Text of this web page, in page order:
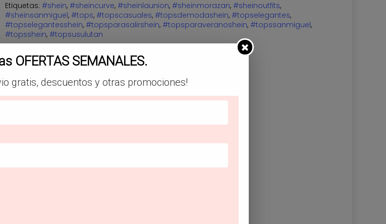
Etiquetas: #shein, #sheincurve, #sheinlaunion, #sheinmorazan, #sheinoutfits,
#sheinsanmiguel, #tops, #topscasuales, #topsdemodashein, #topselegantes,
#topselegantesshein, #topsparasalirshein, #topsparaveranoshein, #topssanmiguel,
#topsshein, #topsusulutan
OFERTAS SEMANALES.
gratis, descuentos y otras promociones!